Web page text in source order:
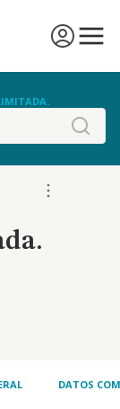
DATOS